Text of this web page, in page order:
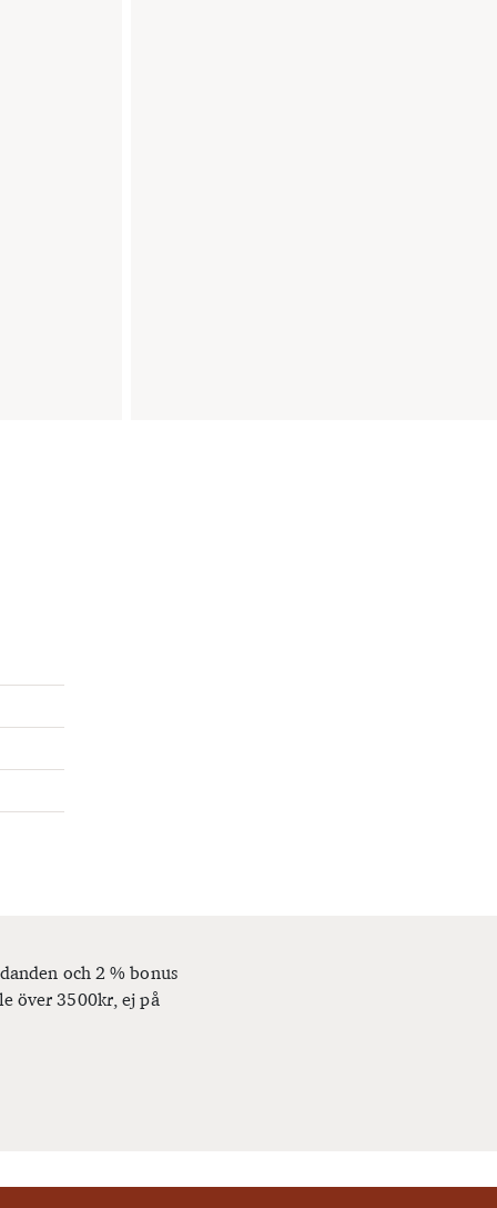
och 2 % bonus
över 3500kr, ej på